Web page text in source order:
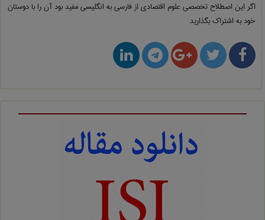
اگر این اصطلاح تخصصی علوم اقتصادی از فارسی به انگلیسیمفید بود آن را با دوستان
خود به اشتراک بگذارید